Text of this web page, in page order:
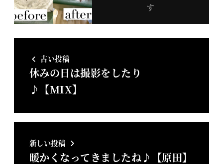
す
古い投稿
休みの日は撮影をしたり
♪【MIX】
新しい投稿
暖かくなってきましたね♪【原田】